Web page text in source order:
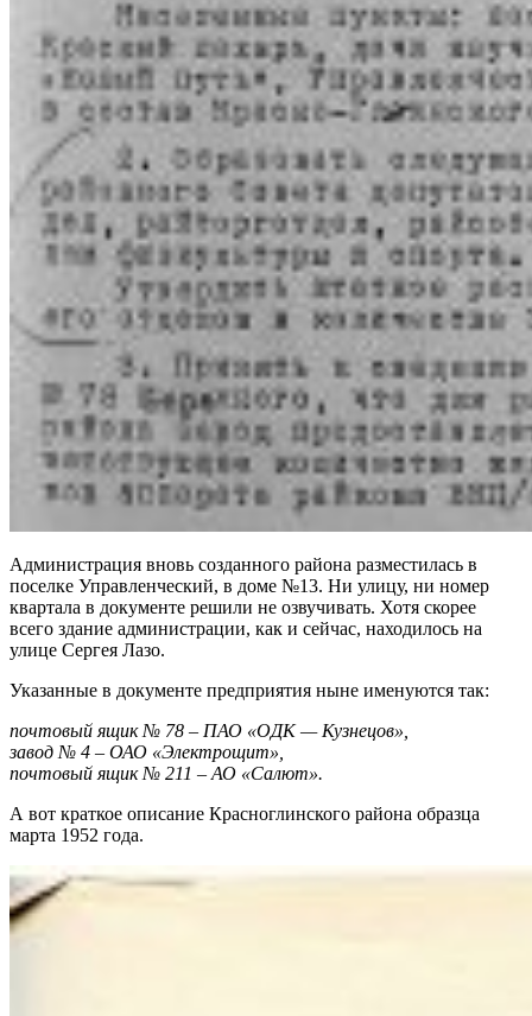
Администрация вновь созданного района разместилась в
поселке Управленческий, в доме №13. Ни улицу, ни номер
квартала в документе решили не озвучивать. Хотя скорее
всего здание администрации, как и сейчас, находилось на
улице Сергея Лазо.
Указанные в документе предприятия ныне именуются так:
почтовый ящик № 78 – ПАО «ОДК — Кузнецов»,
завод № 4 – ОАО «Электрощит»,
почтовый ящик № 211 – АО «Салют».
А вот краткое описание Красноглинского района образца
марта 1952 года.